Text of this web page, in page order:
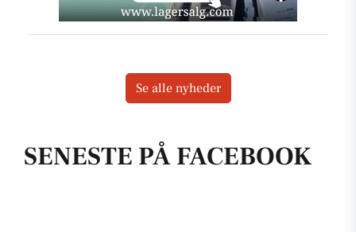
SENESTE PÅ FACEBOOK
Se alle nyheder